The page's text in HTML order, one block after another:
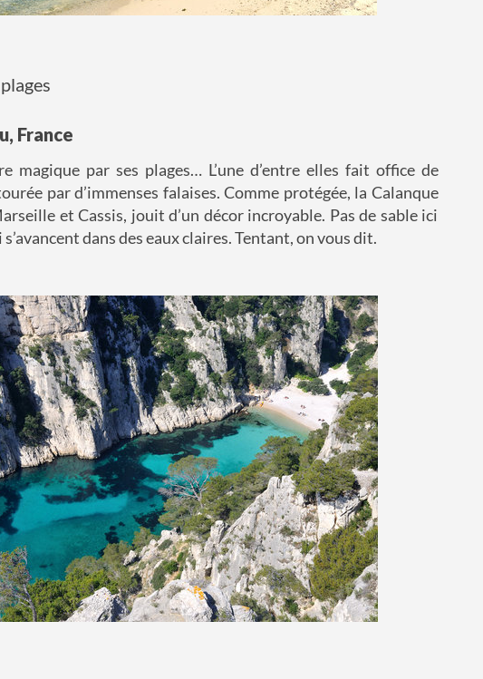
France
magique par ses plages… L’une d’entre elles fait office de
par d’immenses falaises. Comme protégée, la Calanque
et Cassis, jouit d’un décor incroyable. Pas de sable ici
dans des eaux claires. Tentant, on vous dit.